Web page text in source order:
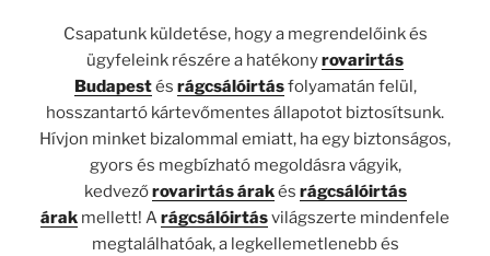
Csapatunk küldetése, hogy a megrendelőink és
ügyfeleink részére a hatékonyrovarirtás
Budapestés rágcsálóirtásfolyamatán felül,
hosszantartó kártevőmentes állapotot biztosítsunk.
Hívjon minket bizalommal emiatt, ha egy biztonságos,
gyors és megbízható megoldásra vágyik,
kedvezőrovarirtás árakés rágcsálóirtás
árak mellett! Arágcsálóirtásvilágszerte mindenfele
megtalálhatóak, a legkellemetlenebb és